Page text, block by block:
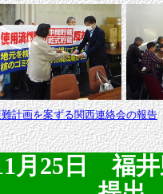
計画を案ずる関西連絡会の報告
25日 福井